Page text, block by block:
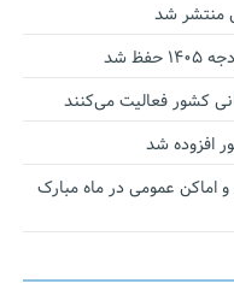
منتشر شد
شد
اماکن عمومی در ماه مبارک